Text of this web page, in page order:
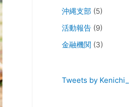
沖縄支部 (5)
活動報告 (9)
金融機関 (3)
Tweets by